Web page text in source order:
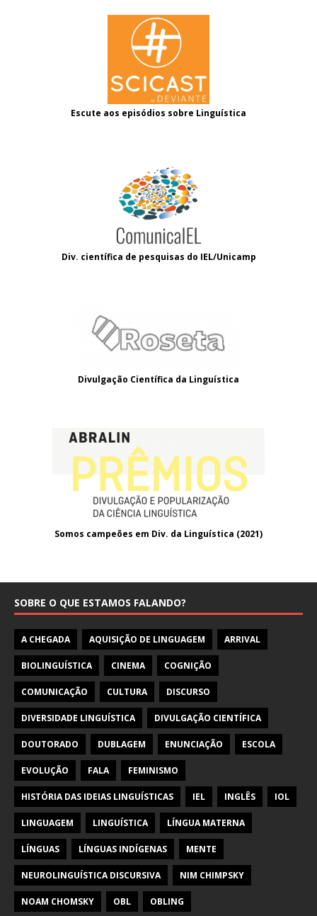
Escute aos episódios sobre Linguística
Div. científica de pesquisas do IEL/Unicamp
Divulgação Científica da Linguística
Somos campeões em Div. da Linguística (2021)
SOBRE O QUE ESTAMOS FALANDO?
A CHEGADA AQUISIÇÃO DE LINGUAGEM ARRIVAL
BIOLINGUÍSTICA CINEMA COGNIÇÃO
COMUNICAÇÃO CULTURA DISCURSO
DIVERSIDADE LINGUÍSTICA DIVULGAÇÃO CIENTÍFICA
DOUTORADO DUBLAGEM ENUNCIAÇÃO ESCOLA
EVOLUÇÃO FALA FEMINISMO
HISTÓRIA DAS IDEIAS LINGUÍSTICAS IEL INGLÊS IOL
LINGUAGEM LINGUÍSTICA LÍNGUA MATERNA
LÍNGUAS LÍNGUAS INDÍGENAS MENTE
NEUROLINGUÍSTICA DISCURSIVA NIM CHIMPSKY
NOAM CHOMSKY OBL OBLING